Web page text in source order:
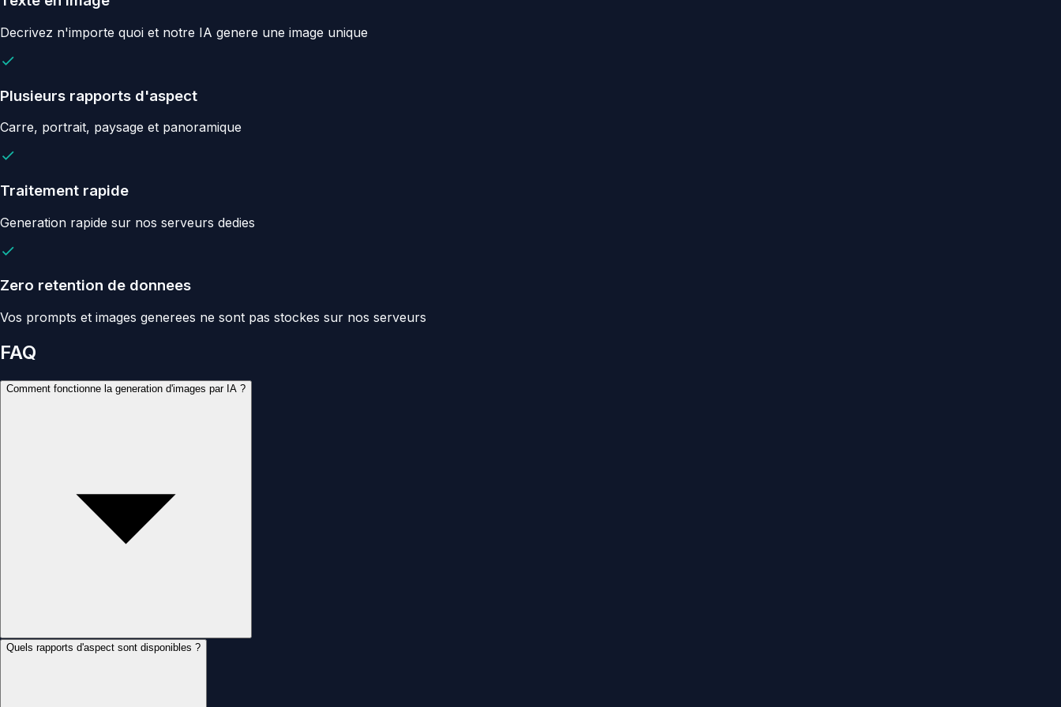
Decrivez n'importe quoi et notre IA genere une image unique
Plusieurs rapports d'aspect
Carre, portrait, paysage et panoramique
Traitement rapide
Generation rapide sur nos serveurs dedies
Zero retention de donnees
Vos prompts et images generees ne sont pas stockes sur nos serveurs
FAQ
Comment fonctionne la generation d'images par IA ?
Quels rapports d'aspect sont disponibles ?